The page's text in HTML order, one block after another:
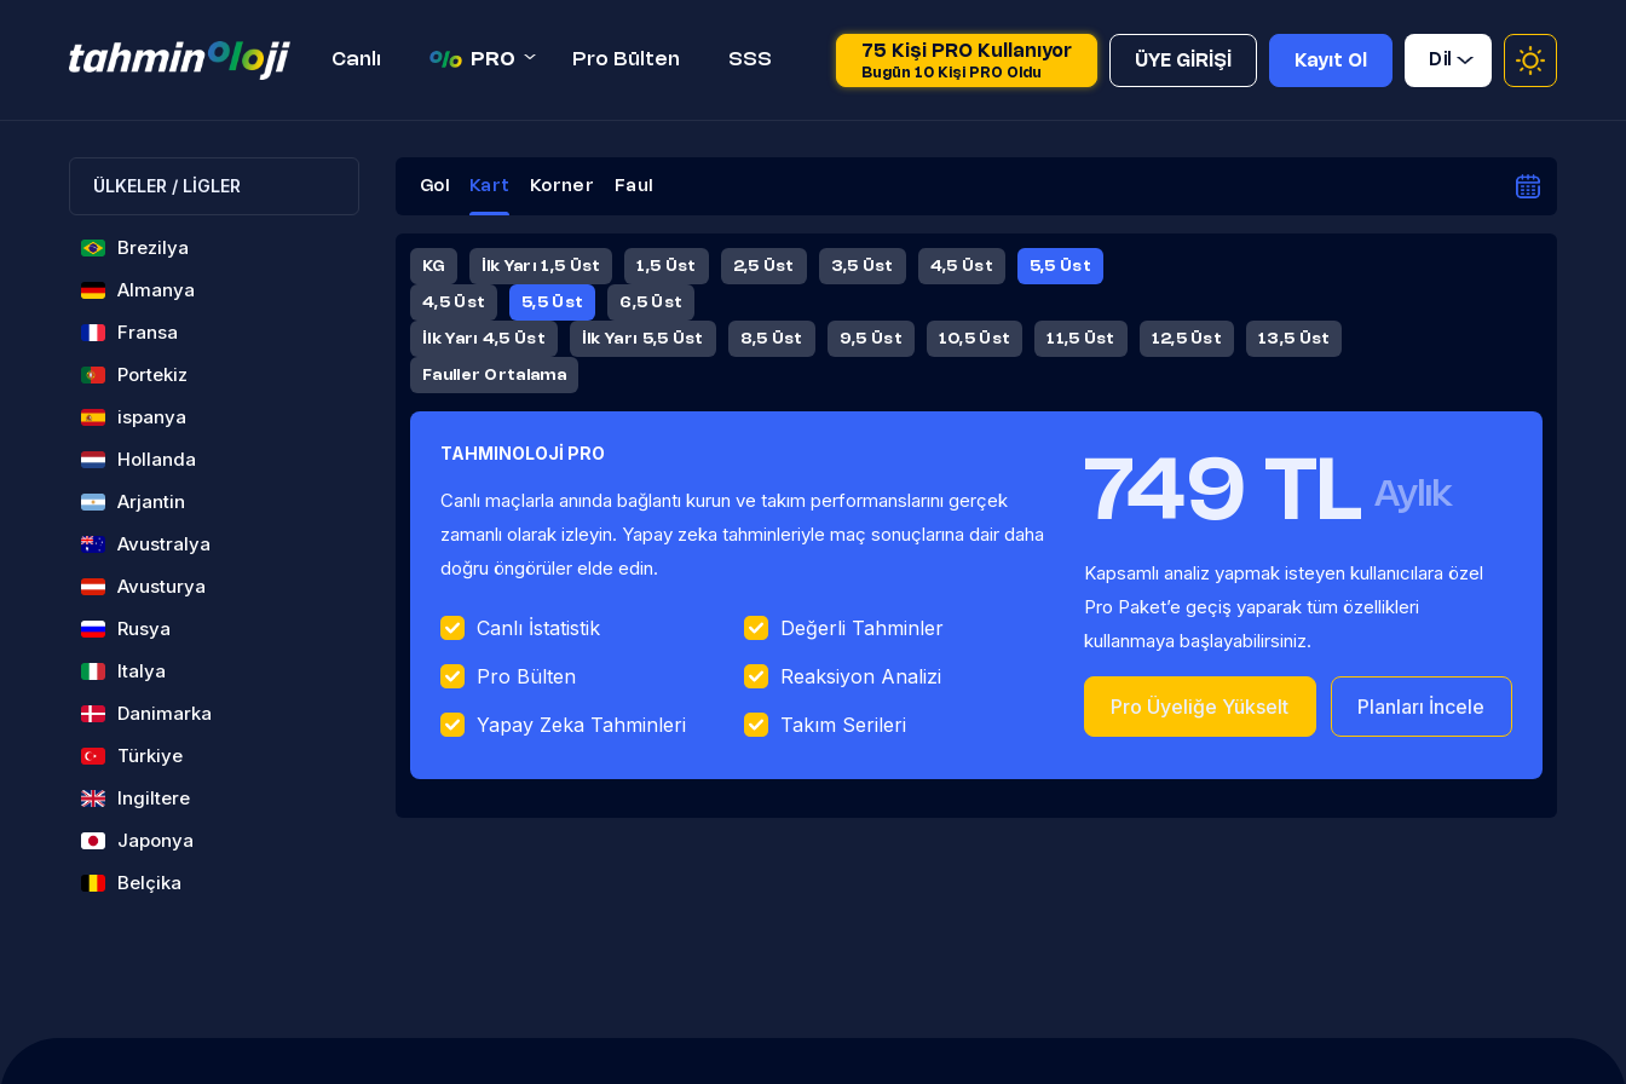
Canlı PRO Pro Bülten SSS 75 Kişi PRO Kullanıyor
Bugün 10 Kişi PRO Oldu
ÜYE GİRİŞİ Kayıt Ol Dil
ÜLKELER / LİGLER
Brezilya
Almanya
Fransa
Portekiz
ispanya
Hollanda
Arjantin
Avustralya
Avusturya
Rusya
Italya
Danimarka
Türkiye
Ingiltere
Japonya
Belçika
Gol Kart Korner Faul
KG İlk Yarı 1,5 Üst 1,5 Üst 2,5 Üst 3,5 Üst 4,5 Üst 5,5 Üst
4,5 Üst 5,5 Üst 6,5 Üst
İlk Yarı 4,5 Üst İlk Yarı 5,5 Üst 8,5 Üst 9,5 Üst 10,5 Üst 11,5 Üst 12,5 Üst 13,5 Üst
Fauller Ortalama
TAHMINOLOJİ PRO
Canlı maçlarla anında bağlantı kurun ve takım performanslarını gerçek
zamanlı olarak izleyin. Yapay zeka tahminleriyle maç sonuçlarına dair daha
doğru öngörüler elde edin.
Canlı İstatistik
Değerli Tahminler
Pro Bülten
Reaksiyon Analizi
Yapay Zeka Tahminleri
Takım Serileri
749 TL Aylık
Kapsamlı analiz yapmak isteyen kullanıcılara özel
Pro Paket’e geçiş yaparak tüm özellikleri
kullanmaya başlayabilirsiniz.
Pro Üyeliğe Yükselt Planları İncele